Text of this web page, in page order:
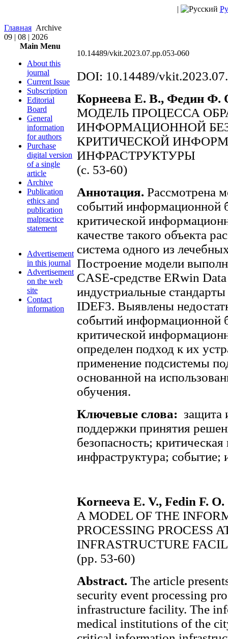
|
Главная Archive
09 | 08 | 2026
Main Menu
About this
journal
Current Issue
Subscription
Editorial
Board
General
information
for authors
Purchase
digital version
of a single
article
Archive
Publication
ethics and
publication
malpractice
statement
Advertisement
in this journal
Advertisement
on the web
site
Contact
information
10.14489/vkit.2023.07.pp.053-060
DOI: 10.14489/
Корнеева Е. В., Федин Ф.
МОДЕЛЬ ПРОЦЕССА
ИНФОРМАЦИОННОЙ
КРИТИЧЕСКОЙ
ИНФРАСТРУКТУРЫ
(с. 53-60)
Аннотация. Рассмотрена
событий информационной
критической
качестве такого объекта
система одного из
Построение модели
CASE-средстве ERwin
индустриальные
IDЕF3. Выявлены
событий информационной
критической
определен подход к их
применение подсистемы
основанной на
обучения.
Ключевые слова: защита
поддержки принятия
безопасность;
инфраструктура; событие;
Korneeva E. V., Fedin F. О.
A MODEL OF THE
PROCESSING PROCESS
INFRASTRUCTURE
(рр. 53-60)
Abstract. The article
security event processing
infrastructure facility. The
medical institutions of the